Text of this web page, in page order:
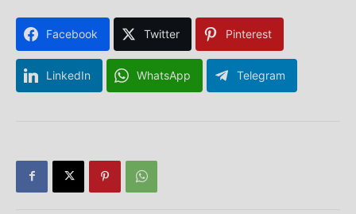
Facebook Twitter Pinterest
LinkedIn WhatsApp Telegram